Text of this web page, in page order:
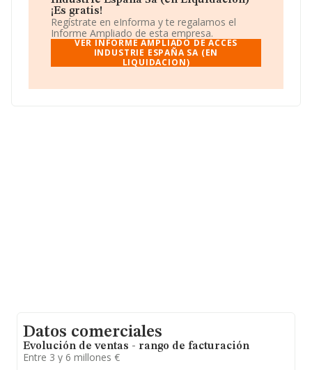
info@accesplataformas.com
. Para saber más puedes
acceder a su página web en este enlace
www.accesplataformas.com.
La empresa españolaAcces Industrie España S.A (en
Liquidacion), A61445771, tiene domicilio fiscal en Calle
Barcelona, Cataluña.
¡Es gratis!
Regístrate en eInforma y te regalamos el
Informe Ampliado de esta empresa.
VER INFORME AMPLIADO DE ACCES
INDUSTRIE ESPAÑA SA (EN
LIQUIDACION)
Datos comerciales
Evolución de ventas - rango de facturación
Entre 3 y 6 millones €